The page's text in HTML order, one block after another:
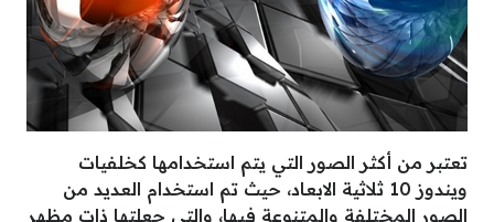
تعتبر من أكثر الصور التي يتم استخدامها كخلفيات
ويندوز 10 ثلاثية الابعاد، حيث تم استخدام العديد من
الصور المختلفة والمتنوعة فيها، والتي جعلتها ذات مظهر